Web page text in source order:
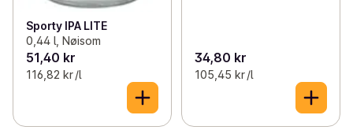
Sporty IPA LITE
0,44 l, Nøisom
51,40 kr
116,82 kr /l
34,80 kr
105,45 kr /l